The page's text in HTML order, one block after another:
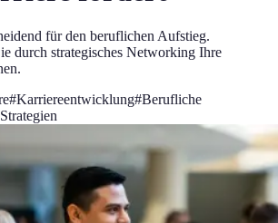
für den beruflichen Aufstieg.
durch strategisches Networking Ihre
#Karriereentwicklung#Berufliche
Strategien